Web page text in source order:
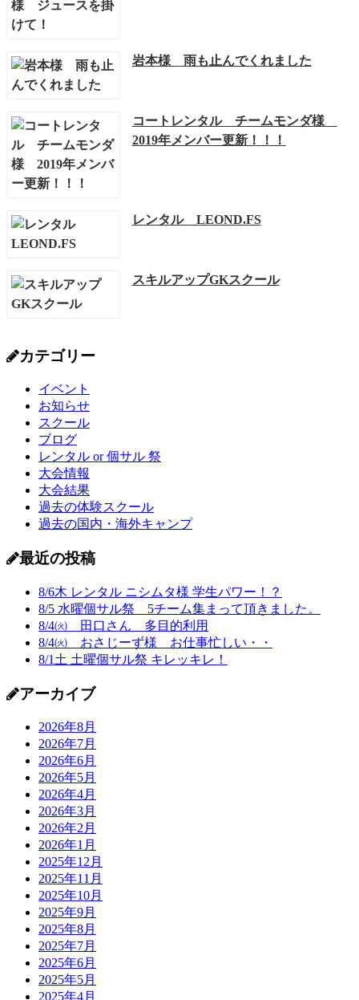
岩本様 雨も止んでくれました
コートレンタル チームモンダ様
2019年メンバー更新！！！
レンタル LEOND.FS
スキルアップGKスクール
カテゴリー
イベント
お知らせ
スクール
ブログ
レンタル or 個サル 祭
大会情報
大会結果
過去の体験スクール
過去の国内・海外キャンプ
最近の投稿
8/6木 レンタル ニシムタ様 学生パワー！？
8/5 水曜個サル祭 5チーム集まって頂きました。
8/4㈫ 田口さん 多目的利用
8/4㈫ おさじーず様 お仕事忙しい・・
8/1土 土曜個サル祭 キレッキレ！
アーカイブ
2026年8月
2026年7月
2026年6月
2026年5月
2026年4月
2026年3月
2026年2月
2026年1月
2025年12月
2025年11月
2025年10月
2025年9月
2025年8月
2025年7月
2025年6月
2025年5月
2025年4月